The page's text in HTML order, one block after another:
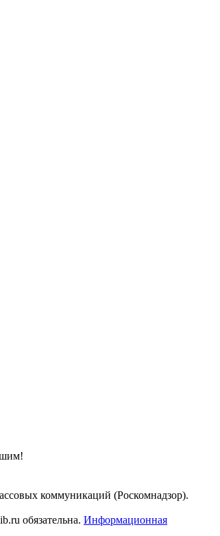
коммуникаций (Роскомнадзор).
обязательна. Информационная